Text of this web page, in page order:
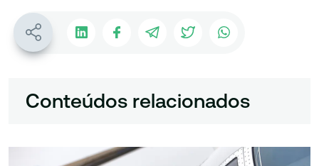
Conteúdos relacionados